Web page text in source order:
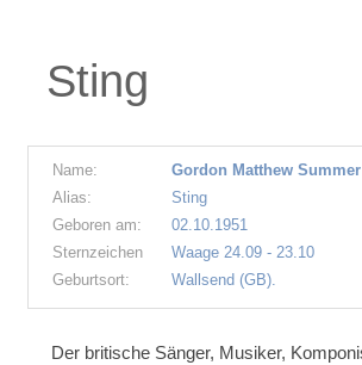
Sting
Name:
Gordon Matthew Summer
Alias:
Sting
Geboren am:
02.10.1951
Sternzeichen
Waage 24.09 - 23.10
Geburtsort:
Wallsend (GB).
Der britische Sänger, Musiker,